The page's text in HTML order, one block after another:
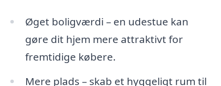
Øget boligværdi – en udestue kan
gøre dit hjem mere attraktivt for
fremtidige købere.
Mere plads – skab et hyggeligt rum til